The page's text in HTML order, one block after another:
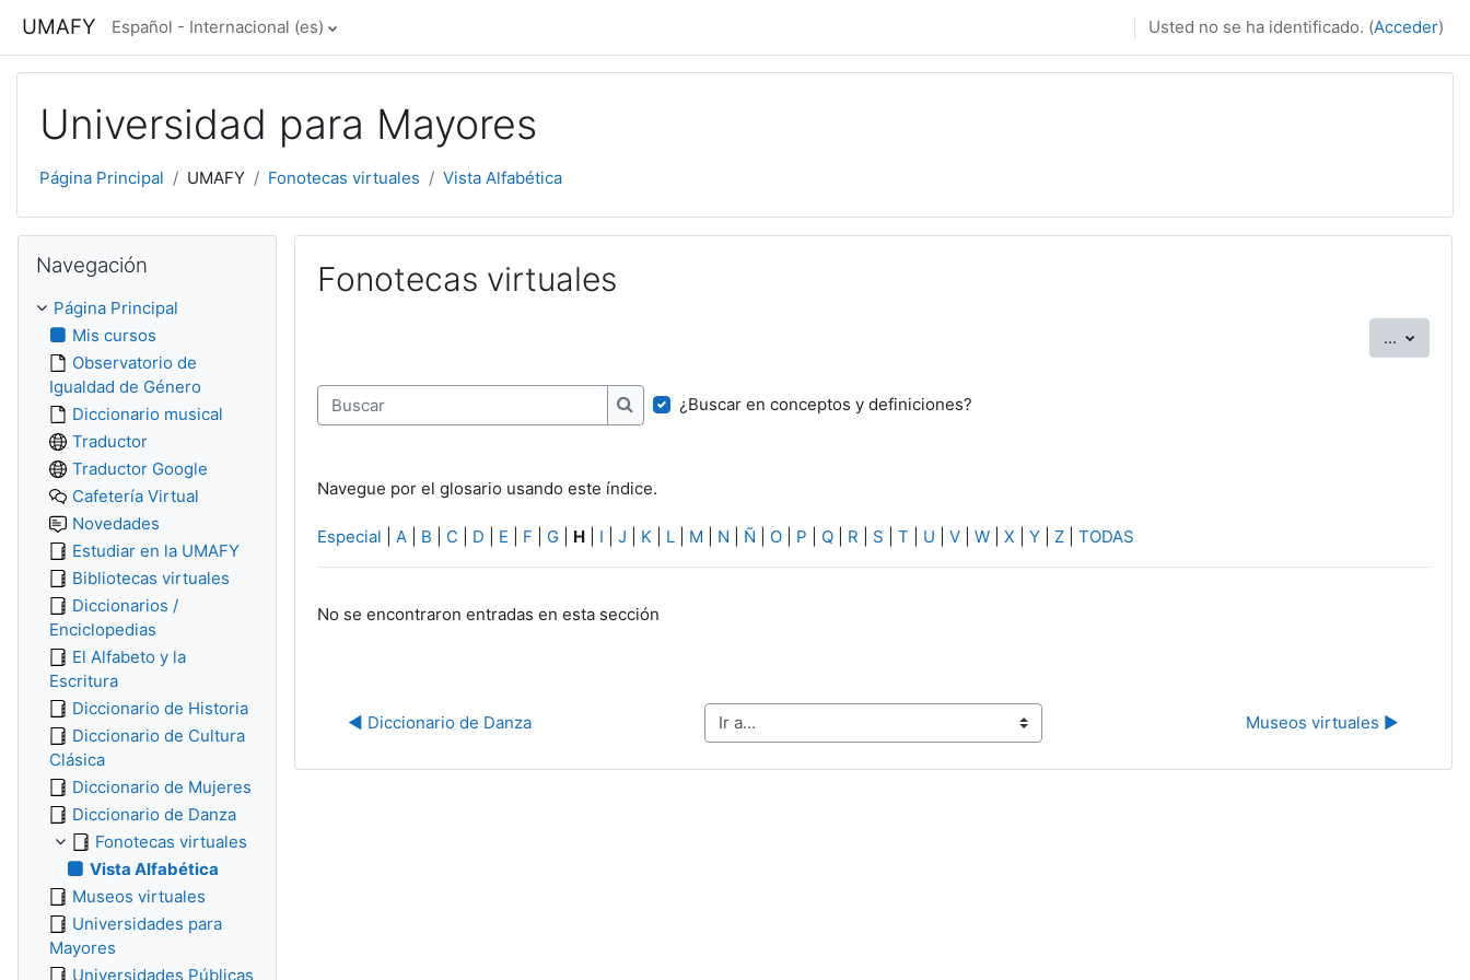
UMAFY Español - Internacional ‎(es)‎ Usted no se ha identificado. (Acceder)
Universidad para Mayores
Página Principal UMAFY Fonotecas virtuales Vista Alfabética
Fonotecas virtuales
...
Buscar
Buscar
¿Buscar en conceptos y definiciones?
Navegue por el glosario usando este índice.
Especial A| B C D E F G| H| I J K L| M N Ñ O| P Q| R S T U V| W| X Y| Z| TODAS
No se encontraron entradas en esta sección
◀︎ Diccionario de Danza Ir a... Museos virtuales ▶︎
Navegación
Página Principal
Mis cursos
Observatorio de
Igualdad de Género
Diccionario musical
Traductor
Traductor Google
Cafetería Virtual
Novedades
Estudiar en la UMAFY
Bibliotecas virtuales
Diccionarios /
Enciclopedias
El Alfabeto y la
Escritura
Diccionario de Historia
Diccionario de Cultura
Clásica
Diccionario de Mujeres
Diccionario de Danza
Fonotecas virtuales
Vista Alfabética
Museos virtuales
Universidades para
Mayores
Universidades Públicas